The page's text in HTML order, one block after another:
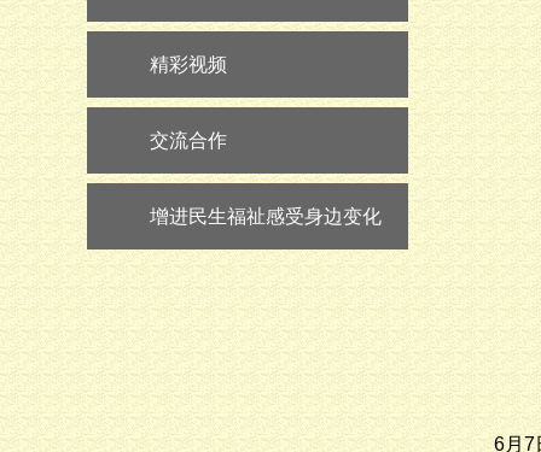
精彩视频
交流合作
增进民生福祉感受身边变化
6月7